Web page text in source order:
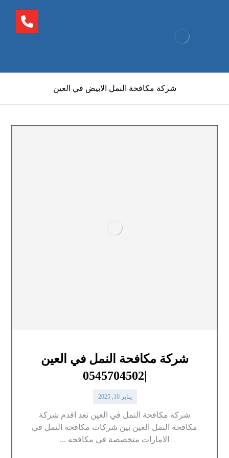
شركة مكافحة النمل الابيض في العين
شركة مكافحة النمل في العين
يناير 10, 2025
شركة مكافحة النمل في العين تعد اقدم شركة
مكافحة النمل العين بين شركات مكافحه النمل في
الامارات متخصصة في مكافحه ...